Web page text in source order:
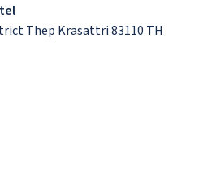
Thep Krasattri 83110 TH